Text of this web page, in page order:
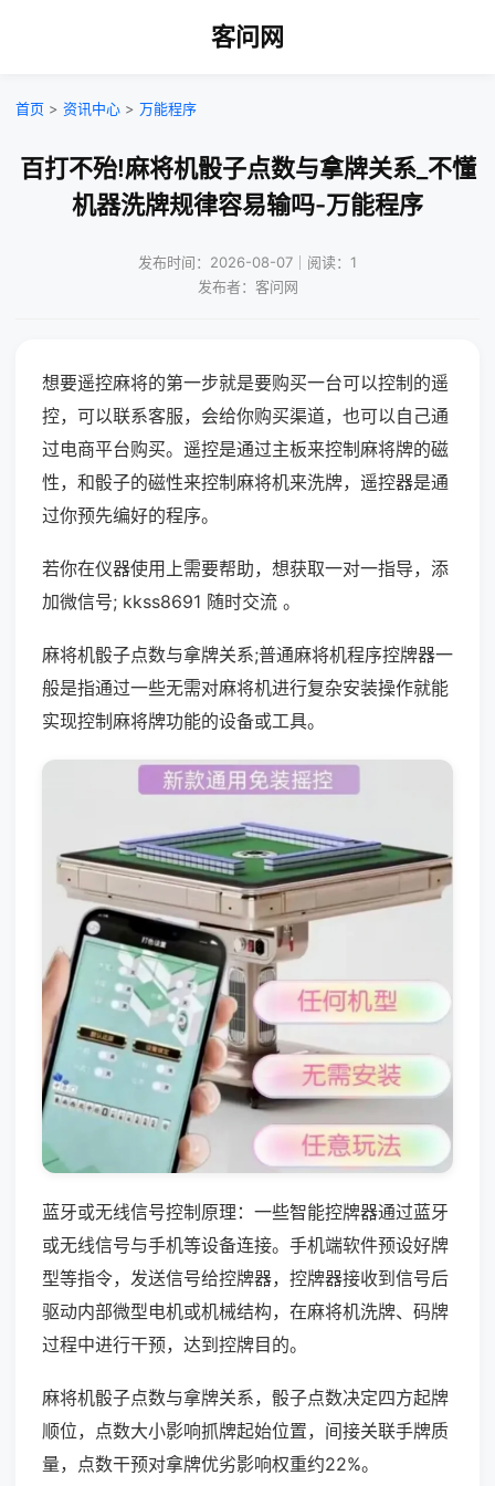
客问网
首页 > 资讯中心 > 万能程序
百打不殆!麻将机骰子点数与拿牌关系_不懂
机器洗牌规律容易输吗-万能程序
发布时间：2026-08-07｜阅读：1
发布者：客问网
想要遥控麻将的第一步就是要购买一台可以控制的遥
控，可以联系客服，会给你购买渠道，也可以自己通
过电商平台购买。遥控是通过主板来控制麻将牌的磁
性，和骰子的磁性来控制麻将机来洗牌，遥控器是通
过你预先编好的程序。
若你在仪器使用上需要帮助，想获取一对一指导，添
加微信号; kkss8691 随时交流 。
麻将机骰子点数与拿牌关系;普通麻将机程序控牌器一
般是指通过一些无需对麻将机进行复杂安装操作就能
实现控制麻将牌功能的设备或工具。
蓝牙或无线信号控制原理：一些智能控牌器通过蓝牙
或无线信号与手机等设备连接。手机端软件预设好牌
型等指令，发送信号给控牌器，控牌器接收到信号后
驱动内部微型电机或机械结构，在麻将机洗牌、码牌
过程中进行干预，达到控牌目的。
麻将机骰子点数与拿牌关系，骰子点数决定四方起牌
顺位，点数大小影响抓牌起始位置，间接关联手牌质
量，点数干预对拿牌优劣影响权重约22%。